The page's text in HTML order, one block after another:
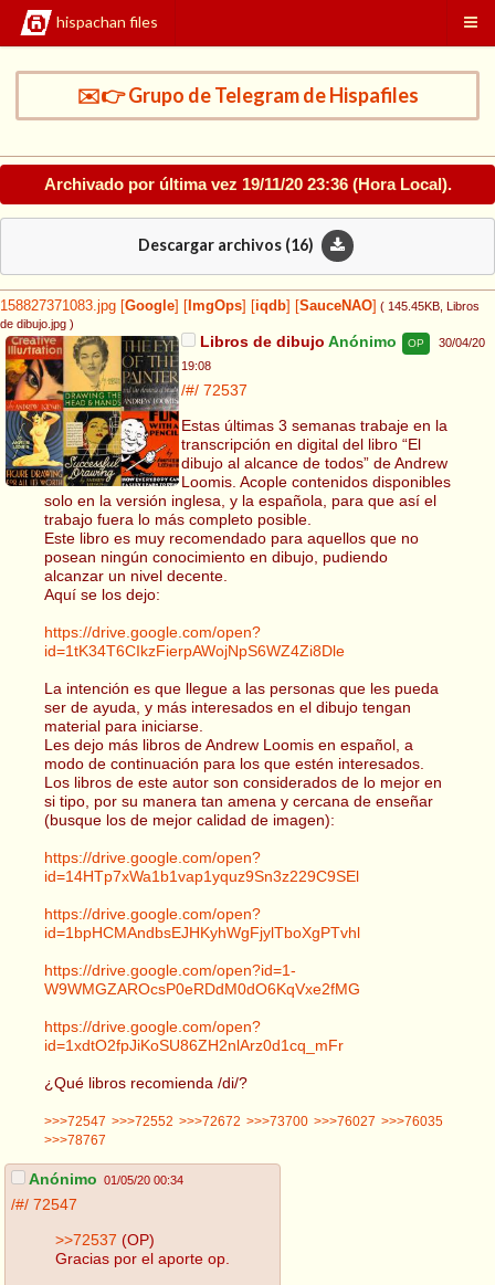
hispachan files
✉️👉 Grupo de Telegram de Hispafiles
Archivado por última vez 19/11/20 23:36(Hora Local).
Descargar archivos (16)
158827371083.jpg Google ImgOps iqdb SauceNAO ( 145.45KB , Libros
de dibujo.jpg )
Libros de dibujo Anónimo OP
30/04/20
19:08
/#/ 72537
Estas últimas 3 semanas trabaje en la
transcripción en digital del libro “El
dibujo al alcance de todos” de Andrew
Loomis. Acople contenidos disponibles
solo en la versión inglesa, y la española, para que así el
trabajo fuera lo más completo posible.
Este libro es muy recomendado para aquellos que no
posean ningún conocimiento en dibujo, pudiendo
alcanzar un nivel decente.
Aquí se los dejo:
https://drive.google.com/open?
id=1tK34T6CIkzFierpAWojNpS6WZ4Zi8Dle
La intención es que llegue a las personas que les pueda
ser de ayuda, y más interesados en el dibujo tengan
material para iniciarse.
Les dejo más libros de Andrew Loomis en español, a
modo de continuación para los que estén interesados.
Los libros de este autor son considerados de lo mejor en
si tipo, por su manera tan amena y cercana de enseñar
(busque los de mejor calidad de imagen):
https://drive.google.com/open?
id=14HTp7xWa1b1vap1yquz9Sn3z229C9SEl
https://drive.google.com/open?
id=1bpHCMAndbsEJHKyhWgFjylTboXgPTvhl
https://drive.google.com/open?id=1-
W9WMGZAROcsP0eRDdM0dO6KqVxe2fMG
https://drive.google.com/open?
id=1xdtO2fpJiKoSU86ZH2nlArz0d1cq_mFr
¿Qué libros recomienda /di/?
>>>72547 >>>72552 >>>72672 >>>73700 >>>76027 >>>76035
>>>78767
Anónimo 01/05/20 00:34
/#/ 72547
>>72537 (OP)
Gracias por el aporte op.